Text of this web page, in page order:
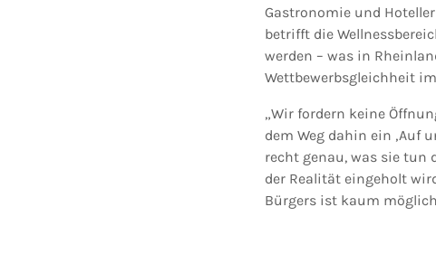
Gastronomie und
betrifft die
werden – was in
Wettbewerbsgleichheit
„Wir fordern keine
dem Weg dahin ein ‚Auf
recht genau, was sie tun
der Realität eingeholt
Bürgers ist kaum